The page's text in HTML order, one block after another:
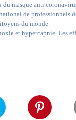
masque anti
de professionnels
du monde
et hypercapnie. Les